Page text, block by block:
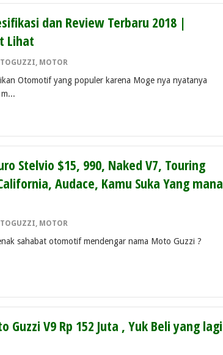
dan Review Terbaru 2018 |
Lihat
, MOTOR
yang populer karena Moge nya nyatanya
Stelvio $15, 990, Naked V7, Touring
Audace, Kamu Suka Yang mana
, MOTOR
sahabat otomotif mendengar nama Moto Guzzi ?
Guzzi V9 Rp 152 Juta , Yuk Beli yang lagi